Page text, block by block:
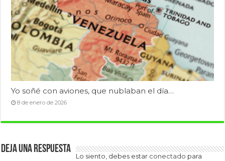
Yo soñé con aviones, que nublaban el día…
8 de enero de 2026
Deja una respuesta
Lo siento, debes estar conectado para